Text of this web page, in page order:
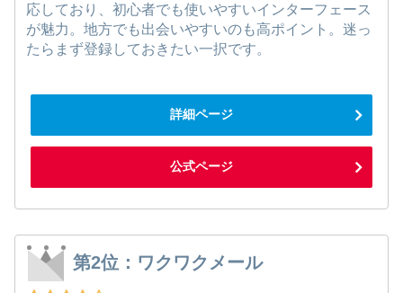
応しており、初心者でも使いやすいインターフェース
が魅力。地方でも出会いやすいのも高ポイント。迷っ
たらまず登録しておきたい一択です。
詳細ページ
公式ページ
第2位：ワクワクメール